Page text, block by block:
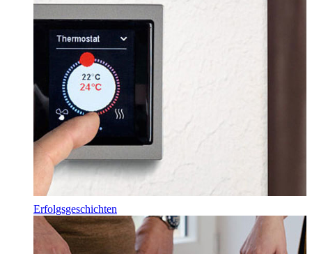
Erfolgsgeschichten